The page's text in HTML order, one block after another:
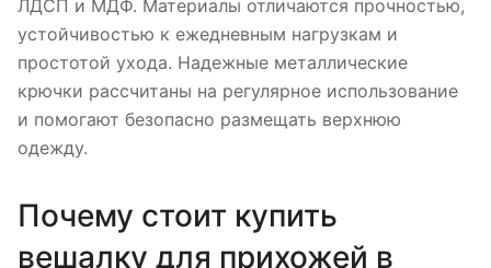
ЛДСП и МДФ. Материалы отличаются прочностью,
устойчивостью к ежедневным нагрузкам и
простотой ухода. Надежные металлические
крючки рассчитаны на регулярное использование
и помогают безопасно размещать верхнюю
одежду.
Почему стоит купить
вешалку для прихожей в